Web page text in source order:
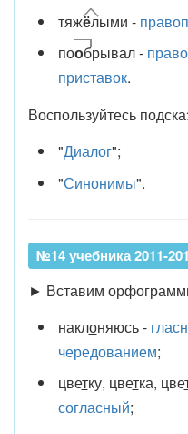
тяжёлыми -
пообрывал -
приставок.
Воспользуйтесь
"Диалог";
"Синонимы".
№14 учебника 2011-
► Вставим
наклоняюсь -
чередованием;
цветку, цветка, цве
согласный;